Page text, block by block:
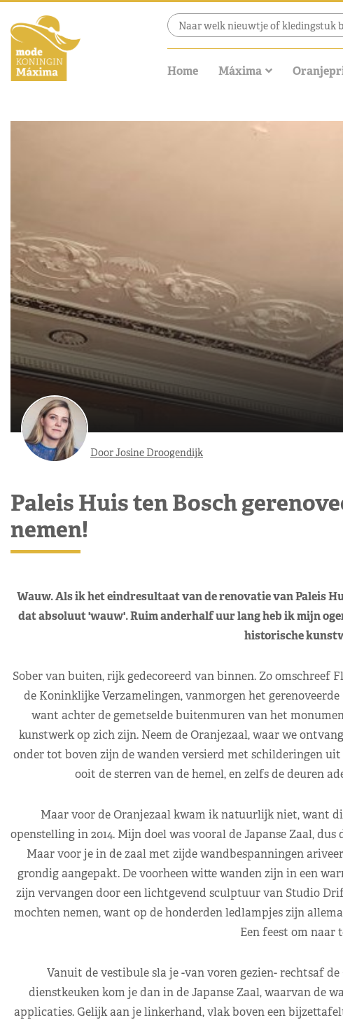
Home Máxima
Door Josine Droogendijk
Paleis Huis ten Bosch
nemen!
Wauw. Als ik het eindresultaat van de renovatie van Paleis
dat absoluut 'wauw'. Ruim anderhalf uur lang heb ik mijn
historische
Sober van buiten, rijk gedecoreerd van binnen. Zo omschreef
de Koninklijke Verzamelingen, vanmorgen het
want achter de gemetselde buitenmuren van het
kunstwerk op zich zijn. Neem de Oranjezaal, waar we
onder tot boven zijn de wanden versierd met schilderingen
ooit de sterren van de hemel, en zelfs de deuren
Maar voor de Oranjezaal kwam ik natuurlijk niet, want
openstelling in 2014. Mijn doel was vooral de Japanse Zaal,
Maar voor je in de zaal met zijde wandbespanningen
grondig aangepakt. De voorheen witte wanden zijn in een
zijn vervangen door een lichtgevend sculptuur van Studio
mochten nemen, want op de honderden ledlampjes zijn
Een feest om naar
Vanuit de vestibule sla je -van voren gezien- rechtsaf
dienstkeuken kom je dan in de Japanse Zaal, waarvan de
applicaties. Gelijk aan je linkerhand, vlak boven een